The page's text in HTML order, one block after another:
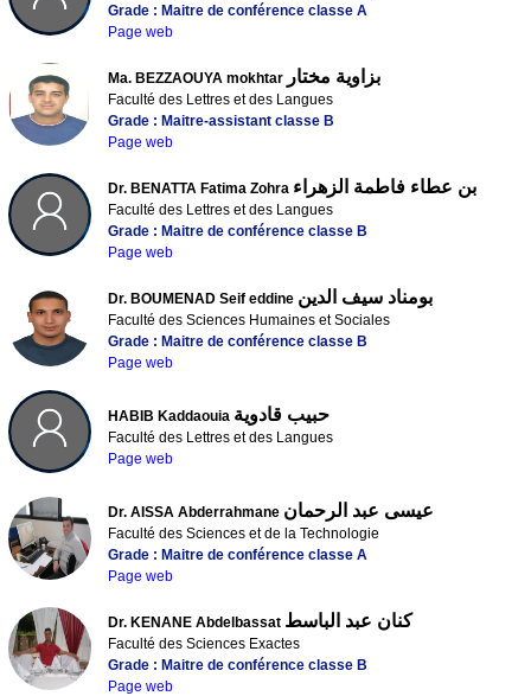
Grade : Maitre de conférence classe A
Page web
Ma. BEZZAOUYA mokhtar بزاوية مختار
Faculté des Lettres et des Langues
Grade : Maitre-assistant classe B
Page web
Dr. BENATTA Fatima Zohra بن عطاء فاطمة الزهراء
Faculté des Lettres et des Langues
Grade : Maitre de conférence classe B
Page web
Dr. BOUMENAD Seif eddine بومناد سيف الدين
Faculté des Sciences Humaines et Sociales
Grade : Maitre de conférence classe B
Page web
HABIB Kaddaouia حبيب قادوية
Faculté des Lettres et des Langues
Page web
Dr. AISSA Abderrahmane عيسى عبد الرحمان
Faculté des Sciences et de la Technologie
Grade : Maitre de conférence classe A
Page web
Dr. KENANE Abdelbassat كنان عبد الباسط
Faculté des Sciences Exactes
Grade : Maitre de conférence classe B
Page web